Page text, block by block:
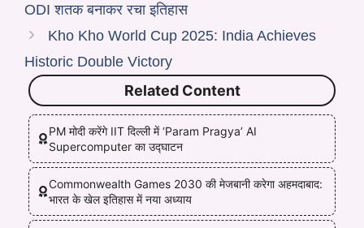
ODI शतक बनाकर रचा इतिहास
Kho Kho World Cup 2025: India Achieves
Historic Double Victory
Related Content
PM मोदी करेंगे IIT दिल्ली में ‘Param Pragya’ AI
Supercomputer का उद्घाटन
Commonwealth Games 2030 की मेजबानी करेगा अहमदाबाद:
भारत के खेल इतिहास में नया अध्याय